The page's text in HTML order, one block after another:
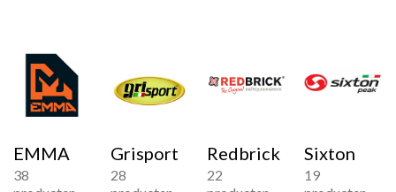
EMMA
38
Grisport
28
Redbrick
22
Sixton
19